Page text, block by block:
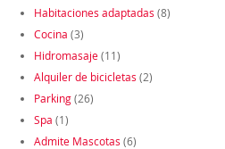
Habitaciones adaptadas (8)
Cocina (3)
Hidromasaje(11)
Alquiler de bicicletas (2)
Parking(26)
Spa (1)
Admite Mascotas (6)